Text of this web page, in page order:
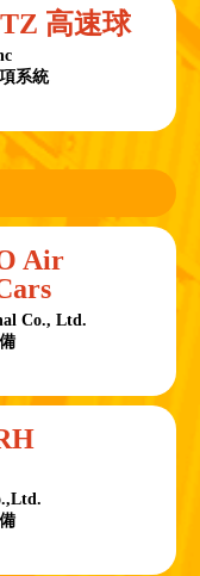
高速球
系統
Air
Co., Ltd.